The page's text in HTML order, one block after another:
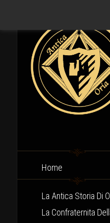
Home
La Antica Storia Di
La Confraternita